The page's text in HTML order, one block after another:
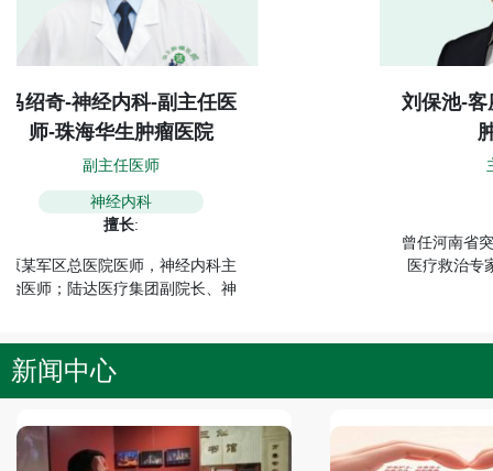
邱永华-妇科-副主任医师-
珠海华生肿瘤医院
副主任医师
妇科
擅长
妇科微创手术，能熟练完成腹腔镜
下宫颈癌根治性手术、卵巢癌及子
应宗
各种头
新闻中心